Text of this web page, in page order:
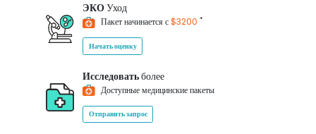
ЭКОУход
Пакет начинается с$3200 *
Начать оценку
Исследоватьболее
Доступные медицинские пакеты
Отправить запрос